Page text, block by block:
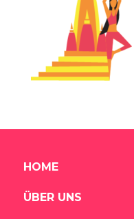
HOME
ÜBER UNS